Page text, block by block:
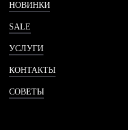
НОВИНКИ
SALE
УСЛУГИ
КОНТАКТЫ
СОВЕТЫ